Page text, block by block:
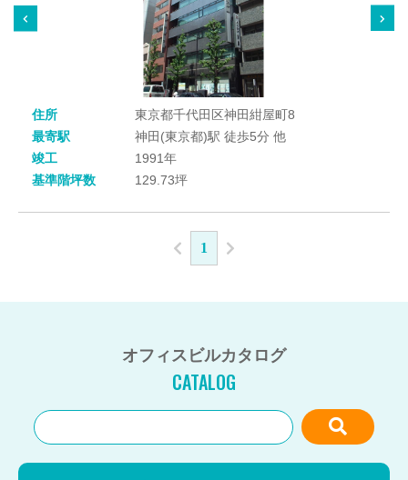
住所
東京都千代田区神田紺屋町8
最寄駅
神田(東京都)駅 徒歩5分 他
竣工
1991年
基準階坪数
129.73坪
1
オフィスビルカタログ
CATALOG